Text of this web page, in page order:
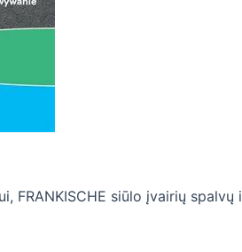
FRANKISCHE siūlo įvairių spalvų